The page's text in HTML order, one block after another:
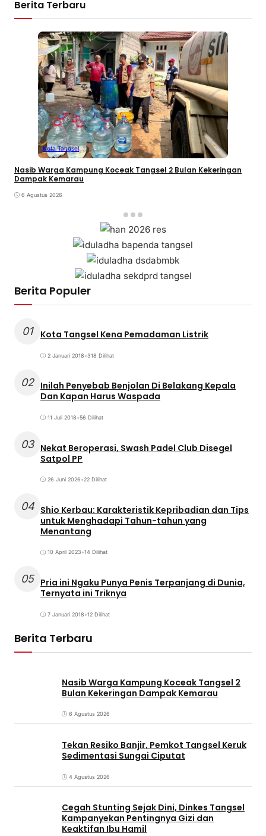
Berita Terbaru
Kota Tangsel
Nasib Warga Kampung Koceak Tangsel 2 Bulan Kekeringan
Dampak Kemarau
6 Agustus 2026
Berita Populer
01 Kota Tangsel Kena Pemadaman Listrik
2 Januari 2018•318 Dilihat
02 Inilah Penyebab Benjolan Di Belakang Kepala
Dan Kapan Harus Waspada
11 Juli 2018•56 Dilihat
03 Nekat Beroperasi, Swash Padel Club Disegel
Satpol PP
26 Juni 2026•22 Dilihat
04 Shio Kerbau: Karakteristik Kepribadian dan Tips
untuk Menghadapi Tahun-tahun yang
Menantang
10 April 2023•14 Dilihat
05 Pria ini Ngaku Punya Penis Terpanjang di Dunia,
Ternyata ini Triknya
7 Januari 2018•12 Dilihat
Berita Terbaru
Nasib Warga Kampung Koceak Tangsel 2
Bulan Kekeringan Dampak Kemarau
6 Agustus 2026
Tekan Resiko Banjir, Pemkot Tangsel Keruk
Sedimentasi Sungai Ciputat
4 Agustus 2026
Cegah Stunting Sejak Dini, Dinkes Tangsel
Kampanyekan Pentingnya Gizi dan
Keaktifan Ibu Hamil